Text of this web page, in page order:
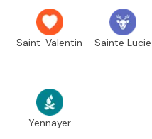
Saint-Valentin Sainte Lucie
Yennayer